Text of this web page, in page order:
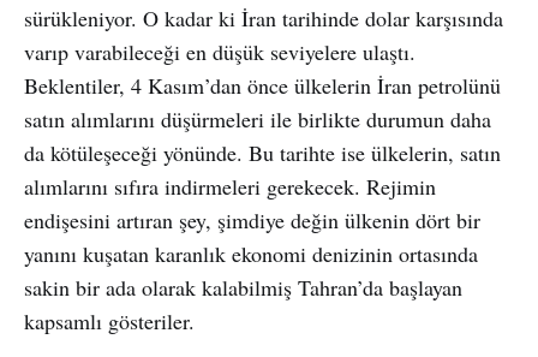
sürükleniyor. O kadar ki İran tarihinde dolar karşısında
varıp varabileceği en düşük seviyelere ulaştı.
Beklentiler, 4 Kasım’dan önce ülkelerin İran petrolünü
satın alımlarını düşürmeleri ile birlikte durumun daha
da kötüleşeceği yönünde. Bu tarihte ise ülkelerin, satın
alımlarını sıfıra indirmeleri gerekecek. Rejimin
endişesini artıran şey, şimdiye değin ülkenin dört bir
yanını kuşatan karanlık ekonomi denizinin ortasında
sakin bir ada olarak kalabilmiş Tahran’da başlayan
kapsamlı gösteriler.